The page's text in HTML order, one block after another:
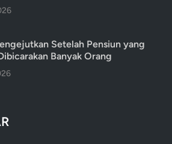
Setelah Pensiun yang
Banyak Orang